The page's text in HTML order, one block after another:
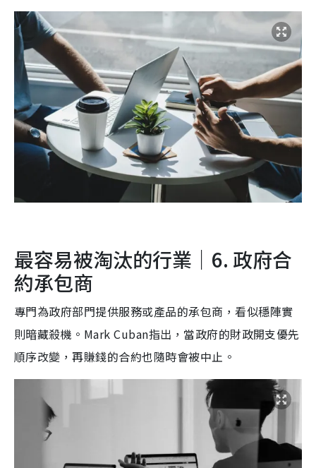
最容易被淘汰的行業｜6. 政府合
約承包商
專門為政府部門提供服務或產品的承包商，看似穩陣實
則暗藏殺機。Mark Cuban指出，當政府的財政開支優先
順序改變，再賺錢的合約也隨時會被中止。